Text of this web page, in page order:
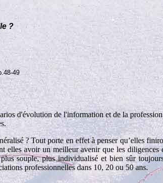
?
49
d'évolution de l'information et de la profession
? Tout porte en effet à penser qu’elles
elles avoir un meilleur avenir que les diligences
souple, plus individualisé et bien sûr
professionnelles dans 10, 20 ou 50 ans.